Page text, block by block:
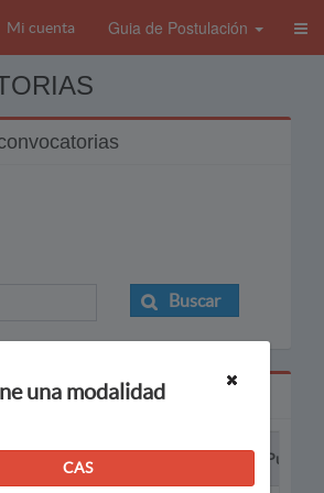
Mi cuenta Guia de Postulación
Buscar
Puesto
una modalidad
CAS